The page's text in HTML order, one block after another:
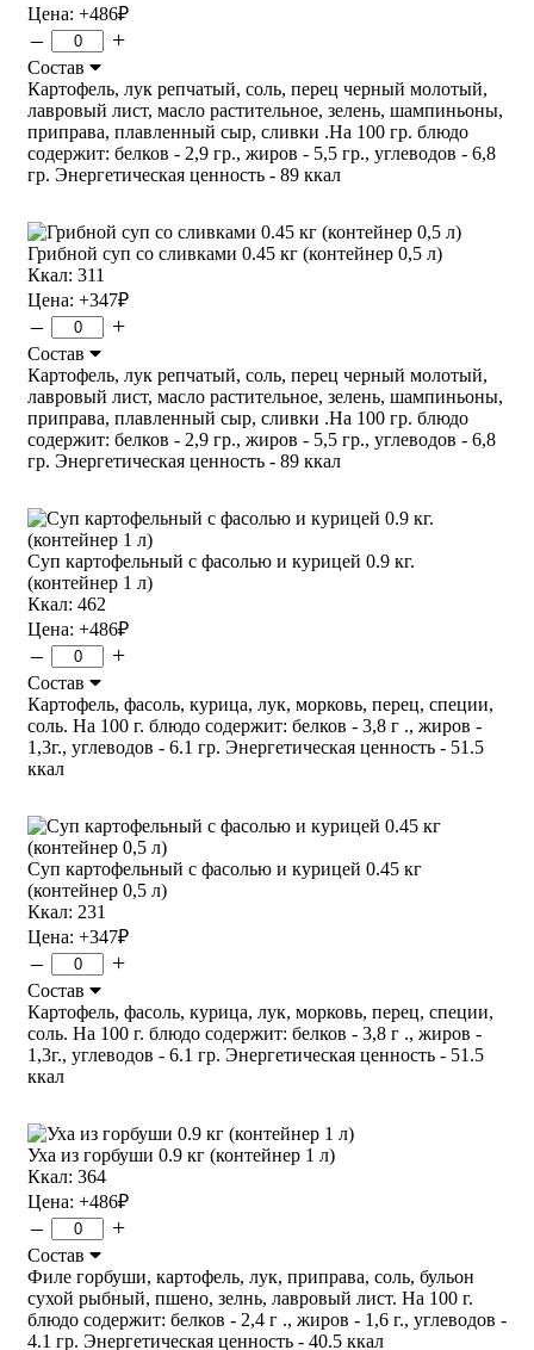
Цена: +486₽
– +
Состав
Картофель, лук репчатый, соль, перец черный молотый,
лавровый лист, масло растительное, зелень, шампиньоны,
приправа, плавленный сыр, сливки .На 100 гр. блюдо
содержит: белков - 2,9 гр., жиров - 5,5 гр., углеводов - 6,8
гр. Энергетическая ценность - 89 ккал
Грибной суп со сливками 0.45 кг (контейнер 0,5 л)
Ккал: 311
Цена: +347₽
– +
Состав
Картофель, лук репчатый, соль, перец черный молотый,
лавровый лист, масло растительное, зелень, шампиньоны,
приправа, плавленный сыр, сливки .На 100 гр. блюдо
содержит: белков - 2,9 гр., жиров - 5,5 гр., углеводов - 6,8
гр. Энергетическая ценность - 89 ккал
Суп картофельный с фасолью и курицей 0.9 кг.
(контейнер 1 л)
Ккал: 462
Цена: +486₽
– +
Состав
Картофель, фасоль, курица, лук, морковь, перец, специи,
соль. На 100 г. блюдо содержит: белков - 3,8 г ., жиров -
1,3г., углеводов - 6.1 гр. Энергетическая ценность - 51.5
ккал
Суп картофельный с фасолью и курицей 0.45 кг
(контейнер 0,5 л)
Ккал: 231
Цена: +347₽
– +
Состав
Картофель, фасоль, курица, лук, морковь, перец, специи,
соль. На 100 г. блюдо содержит: белков - 3,8 г ., жиров -
1,3г., углеводов - 6.1 гр. Энергетическая ценность - 51.5
ккал
Уха из горбуши 0.9 кг (контейнер 1 л)
Ккал: 364
Цена: +486₽
– +
Состав
Филе горбуши, картофель, лук, приправа, соль, бульон
сухой рыбный, пшено, зелнь, лавровый лист. На 100 г.
блюдо содержит: белков - 2,4 г ., жиров - 1,6 г., углеводов -
4.1 гр. Энергетическая ценность - 40.5 ккал